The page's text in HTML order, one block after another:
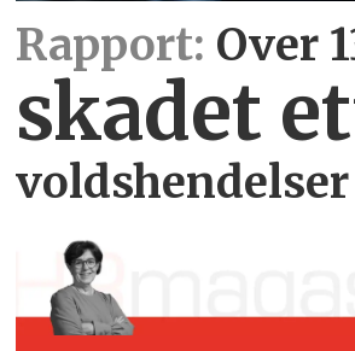
Rapport: Over
skadet